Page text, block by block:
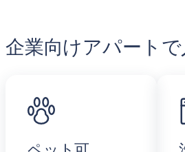
企業向けアパート